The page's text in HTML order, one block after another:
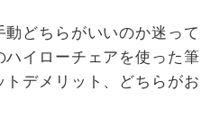
どちらがいいのか迷って
イローチェアを使った筆
デメリット、どちらがお